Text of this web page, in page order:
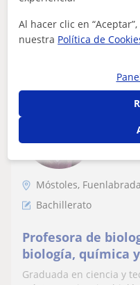
ver más
Móstoles,
Bachillerato
Profesora de
biología, química
Graduada en ciencia y
Al hacer clic en
nuestra Política de